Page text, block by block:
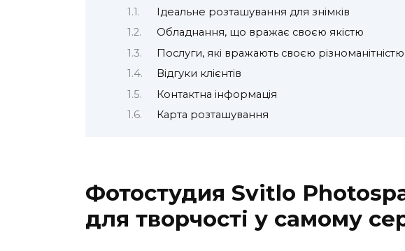
Ідеальне розташування для знімків
Обладнання, що вражає своєю якістю
Послуги, які вражають своєю різноманітністю
Відгуки клієнтів
Контактна інформація
Карта розташування
Фотостудия Svitlo
для творчості у самому